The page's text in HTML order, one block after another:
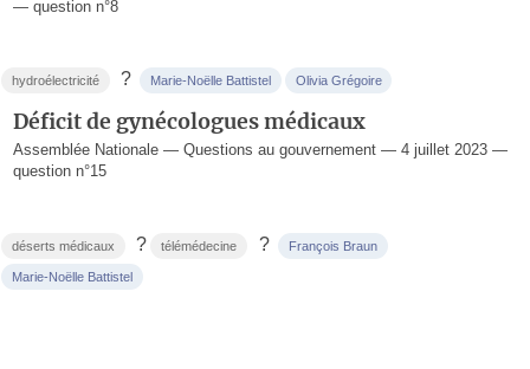
— question n°8
hydroélectricité ? Marie-Noëlle Battistel Olivia Grégoire
Déficit de gynécologues médicaux
Assemblée Nationale — Questions au gouvernement — 4 juillet 2023 —
question n°15
déserts médicaux ? télémédecine ? François Braun
Marie-Noëlle Battistel